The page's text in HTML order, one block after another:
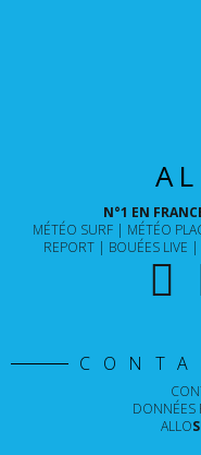
N°1 EN
MÉTÉO SURF
MÉTÉO
REPORT
BOUÉES LIVE
DONNÉES
ALLO